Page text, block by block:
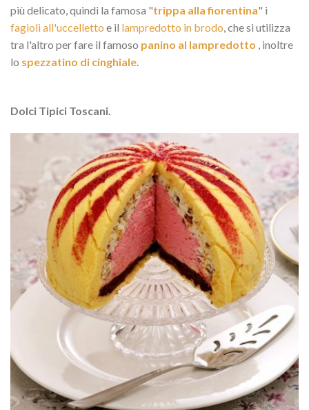
più delicato, quindi la famosa "trippa alla fiorentina" i
fagioli all'uccelletto e il lampredotto in brodo, che si utilizza
tra l'altro per fare il famoso panino al lampredotto , inoltre
lo spezzatino di cinghiale.
Dolci Tipici Toscani.